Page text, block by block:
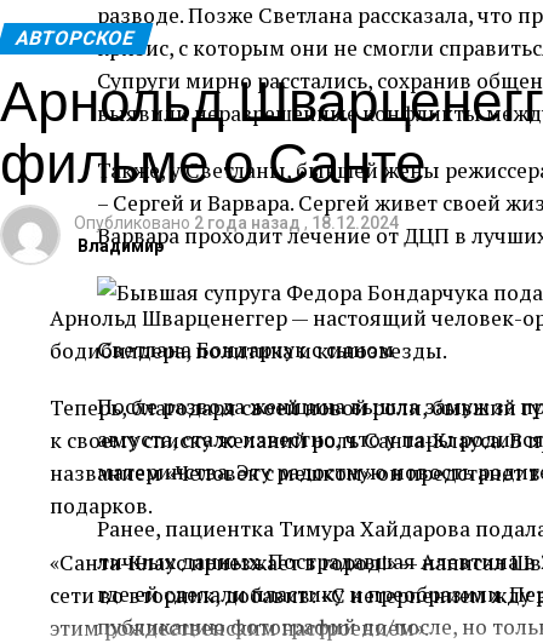
разводе. Позже Светлана рассказала, что
кризис, с которым они не смогли
Супруги мирно расстались, сохранив
выявили неразрешенные конфликты
Также, у Светланы, бывшей жены
– Сергей и Варвара. Сергей живет своей
Варвара проходит лечение от ДЦП в
Светлана Бондарчук с сыном
После развода женщина вышла замуж за
августа, стало известно, что у пары
материнства. Эту радостную новость
Ранее, пациентка Тимура Хайдарова
личных данных. Пострадавшая Алевтина в
где ей сделали пластику и преобразили.
публикацию фотографий до/после, но
АВТОРСКОЕ
Арнольд
фильме о Санте
Опубликовано 2 года назад , 18.12.2024
Владимир
Арнольд Шварценеггер — настоящий человек-
бодибилдера, политика и кинозвезды.
Теперь, благодаря своей новой роли, бывший
к своему списку желаний роль Санта-Клауса.
названием «Человек с мешком» он предстанет
подарков.
«Санта-Клаус приезжает в город!» — написал
сети во вторник, добавив: «С нетерпением
этим рождественским настроением».